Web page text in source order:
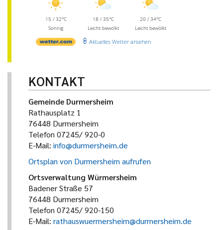
15 / 32°C
Sonnig
18 / 35°C
Leicht bewölkt
20 / 34°C
Leicht bewölkt
Aktuelles Wetter ansehen
KONTAKT
Gemeinde Durmersheim
Rathausplatz 1
76448 Durmersheim
Telefon 07245/ 920-0
E-Mail: info@durmersheim.de
Ortsplan von Durmersheim aufrufen
Ortsverwaltung Würmersheim
Badener Straße 57
76448 Durmersheim
Telefon 07245/ 920-150
E-Mail: rathauswuermersheim@durmersheim.de